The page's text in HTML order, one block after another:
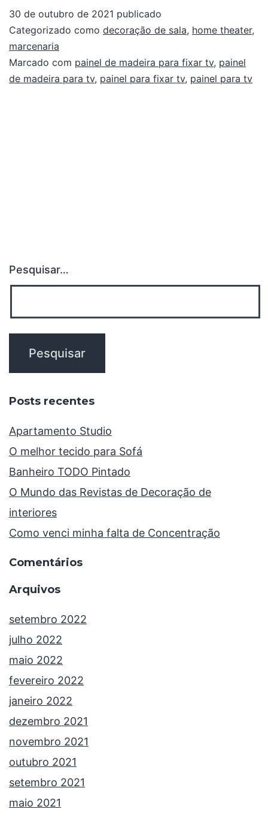
30 de outubro de 2021 publicado
Categorizado como decoração de sala, home theater,
marcenaria
Marcado com painel de madeira para fixar tv, painel
de madeira para tv, painel para fixar tv, painel para tv
Pesquisar…
Posts recentes
Apartamento Studio
O melhor tecido para Sofá
Banheiro TODO Pintado
O Mundo das Revistas de Decoração de
interiores
Como venci minha falta de Concentração
Comentários
Arquivos
setembro 2022
julho 2022
maio 2022
fevereiro 2022
janeiro 2022
dezembro 2021
novembro 2021
outubro 2021
setembro 2021
maio 2021